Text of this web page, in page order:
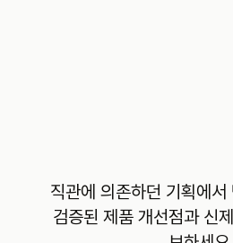
직관에 의존하던 기획에
검증된 제품 개선점과 신